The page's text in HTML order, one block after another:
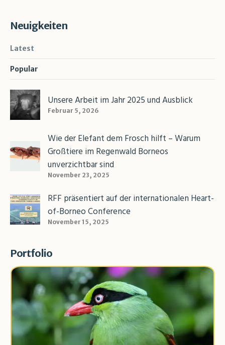
Neuigkeiten
Latest
Popular
Unsere Arbeit im Jahr 2025 und Ausblick
Februar 5, 2026
Wie der Elefant dem Frosch hilft – Warum
Großtiere im Regenwald Borneos
unverzichtbar sind
November 23, 2025
RFF präsentiert auf der internationalen Heart-
of-Borneo Conference
November 15, 2025
Portfolio